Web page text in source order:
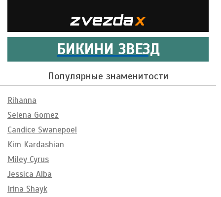
БИКИНИ ЗВЕЗД
Популярные знаменитости
Rihanna
Selena Gomez
Candice Swanepoel
Kim Kardashian
Miley Cyrus
Jessica Alba
Irina Shayk